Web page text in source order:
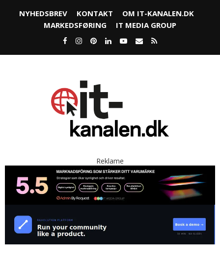
NYHEDSBREV KONTAKT
OM IT-KANALEN.DK
MARKEDSFØRING
IT MEDIA GROUP
Reklame